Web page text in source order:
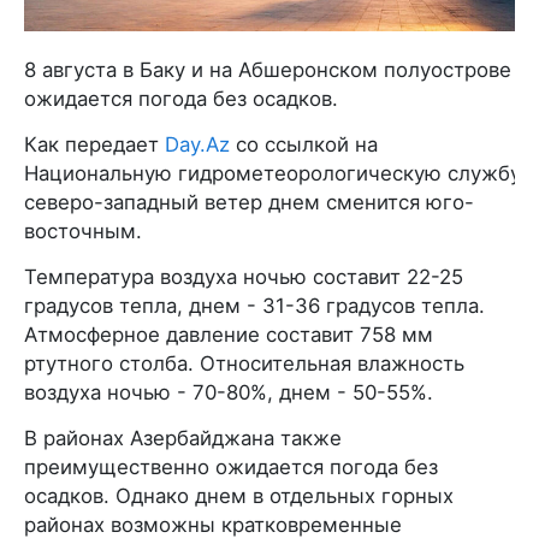
8 августа в Баку и на Абшеронском полуострове
ожидается погода без осадков.
Как передает Day.Az со ссылкой на
Национальную гидрометеорологическую службу,
северо-западный ветер днем сменится юго-
восточным.
Температура воздуха ночью составит 22-25
градусов тепла, днем - 31-36 градусов тепла.
Атмосферное давление составит 758 мм
ртутного столба. Относительная влажность
воздуха ночью - 70-80%, днем - 50-55%.
В районах Азербайджана также
преимущественно ожидается погода без
осадков. Однако днем в отдельных горных
районах возможны кратковременные